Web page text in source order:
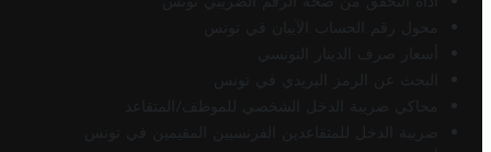
محول رقم الحساب الآيبان في تونس
أسعار صرف الدينار التونسي
البحث عن الرمز البريدي في تونس
محاكي ضريبة الدخل الشخصي للموظف/المتقاعد
ضريبة الدخل للمتقاعدين الفرنسيين المقيمين في تونس